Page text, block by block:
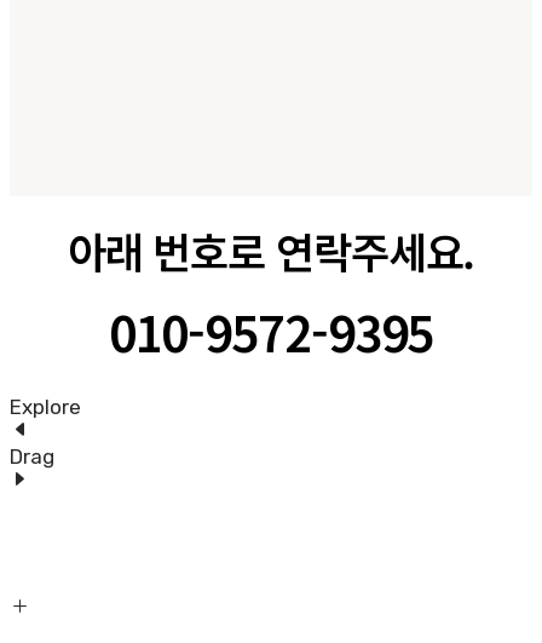
아래 번호로 연락주세요.
010-9572-9395
Explore
Drag